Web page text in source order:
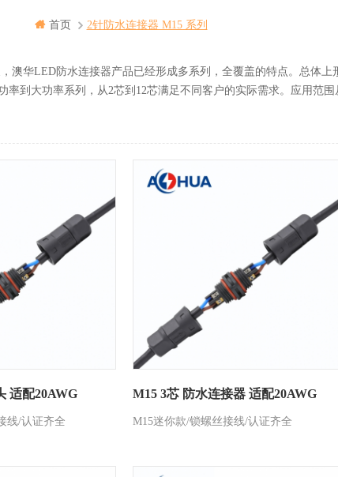
首页 2针防水连接器 M15 系列
LED防水连接器产品已经形成多系列，全覆盖的特点。总体上
功率系列，从2芯到12芯满足不同客户的实际需求。应用范围从
适配20AWG
线/认证齐全
M15 3芯 防水连接器 适配20AWG
M15迷你款/锁螺丝接线/认证齐全